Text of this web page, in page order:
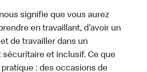
signifie que vous aurez
en travaillant, d’avoir un
de travailler dans un
et inclusif. Ce que
: des occasions de